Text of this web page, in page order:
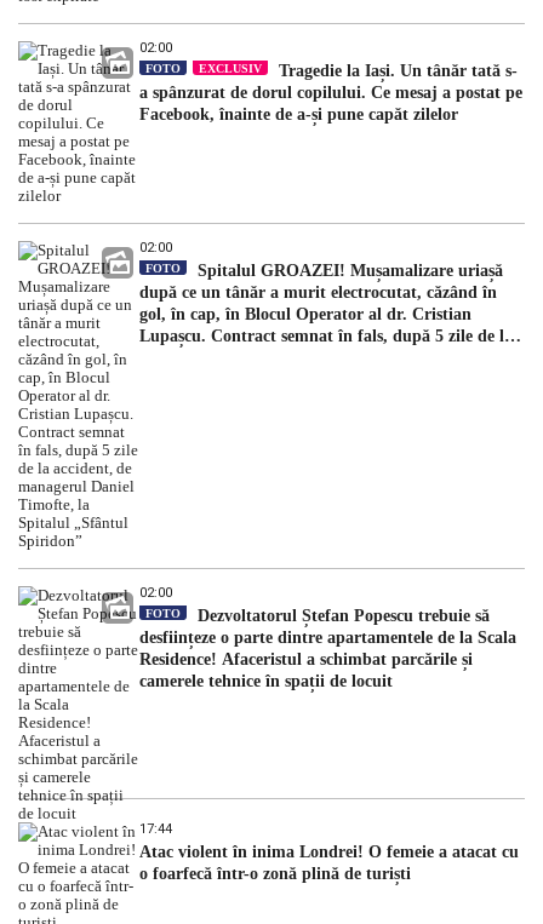
02:00
FOTO EXCLUSIV
Tragedie la Iași. Un tânăr tată s-
a spânzurat de dorul copilului. Ce mesaj a postat pe
Facebook, înainte de a-și pune capăt zilelor
02:00
FOTO
Spitalul GROAZEI! Mușamalizare uriașă
după ce un tânăr a murit electrocutat, căzând în
gol, în cap, în Blocul Operator al dr. Cristian
Lupașcu. Contract semnat în fals, după 5 zile de la
02:00
FOTO
Dezvoltatorul Ștefan Popescu trebuie să
desființeze o parte dintre apartamentele de la Scala
Residence! Afaceristul a schimbat parcările și
camerele tehnice în spații de locuit
17:44
Atac violent în inima Londrei! O femeie a atacat cu
o foarfecă într-o zonă plină de turiști